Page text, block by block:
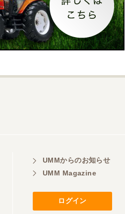
UMMからのお知らせ
UMM Magazine
ログイン